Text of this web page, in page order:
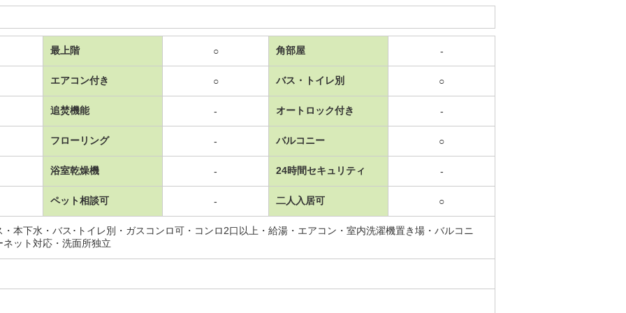
最上階 ○ 角部屋 -
エアコン付き ○ バス・トイレ別 ○
追焚機能 - オートロック付き -
フローリング - バルコニー ○
浴室乾燥機 - 24時間セキュリティ -
ペット相談可 - 二人入居可 ○
・本下水・バス･トイレ別・ガスコンロ可・コンロ2口以上・給湯・エアコン・室内洗濯機置き場・バルコニ
ネット対応・洗面所独立